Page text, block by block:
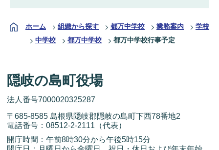
ホーム 組織から探す 都万中学校 業務案内
学校
中学校
都万中学校 都万中学校行事予定
隠岐の島町役場
法人番号7000020325287
〒685-8585 島根県隠岐郡隠岐の島町下西78番地2
電話番号：08512-2-2111 （代表）
開庁時間：午前8時30分から午後5時15分